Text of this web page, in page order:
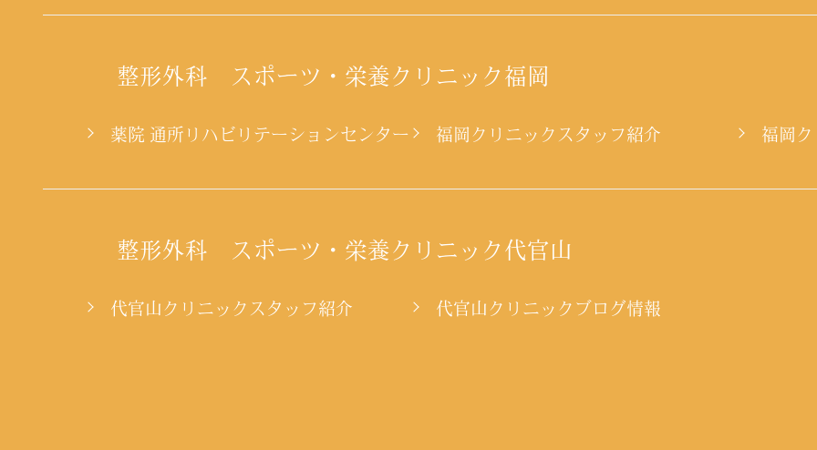
整形外科 スポーツ・栄養クリニック福岡
薬院 通所リハビリテーションセンター 福岡クリニックスタッフ紹介 福岡
整形外科 スポーツ・栄養クリニック代官山
代官山クリニックスタッフ紹介 代官山クリニックブログ情報